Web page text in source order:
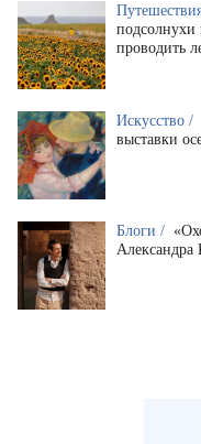
проводить
Искусство /
выставки
Блоги /
Александра